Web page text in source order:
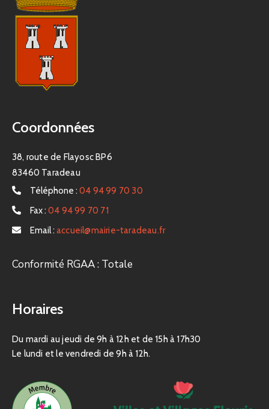
Coordonnées
38, route de Flayosc BP6
83460 Taradeau
Téléphone : 04 94 99 70 30
Fax : 04 94 99 70 71
Email : accueil@mairie-taradeau.fr
Conformité RGAA : Totale
Horaires
Du mardi au jeudi de 9h à 12h et de 15h à 17h30
Le lundi et le vendredi de 9h à 12h.